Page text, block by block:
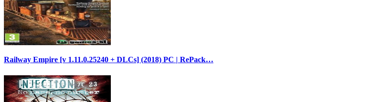
Railway Empire [v 1.11.0.25240 + DLCs] (2018) PC | RePack…